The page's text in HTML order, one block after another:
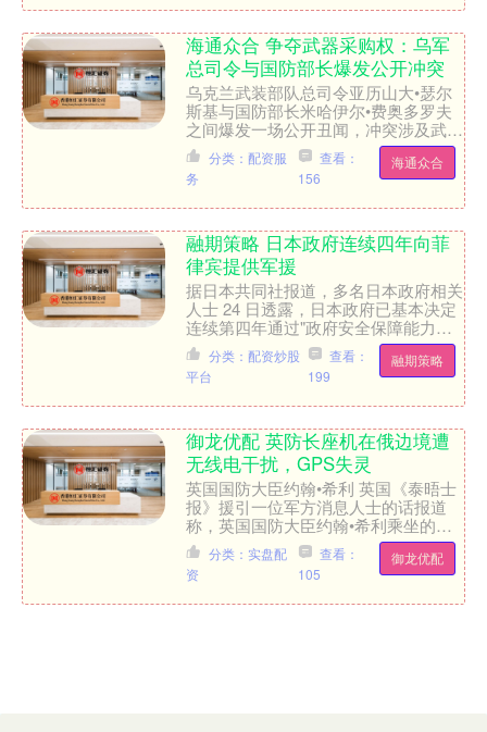
海通众合 争夺武器采购权：乌军
总司令与国防部长爆发公开冲突
乌克兰武装部队总司令亚历山大•瑟尔
斯基与国防部长米哈伊尔•费奥多罗夫
之间爆发一场公开丑闻，冲突涉及武器
采购的资金流向问题。俄媒援引俄罗斯
强力部门的消息报道称，瑟....海通众合
分类：配资服
务
查看：
156
融期策略 日本政府连续四年向菲
律宾提供军援
据日本共同社报道，多名日本政府相关
人士 24 日透露，日本政府已基本决定
连续第四年通过"政府安全保障能力强
化支援"（OSA）框架，向菲律宾军方
提供新的军事支援。....
融期策略
分类：配资炒股
平台
查看：
199
御龙优配 英防长座机在俄边境遭
无线电干扰，GPS失灵
英国国防大臣约翰•希利 英国《泰晤士
报》援引一位军方消息人士的话报道
称，英国国防大臣约翰•希利乘坐的飞
机在从爱沙尼亚飞往英国的途中，在靠
近俄罗斯边境时遭遇了无线....御龙优配
分类：实盘配
资
查看：
105